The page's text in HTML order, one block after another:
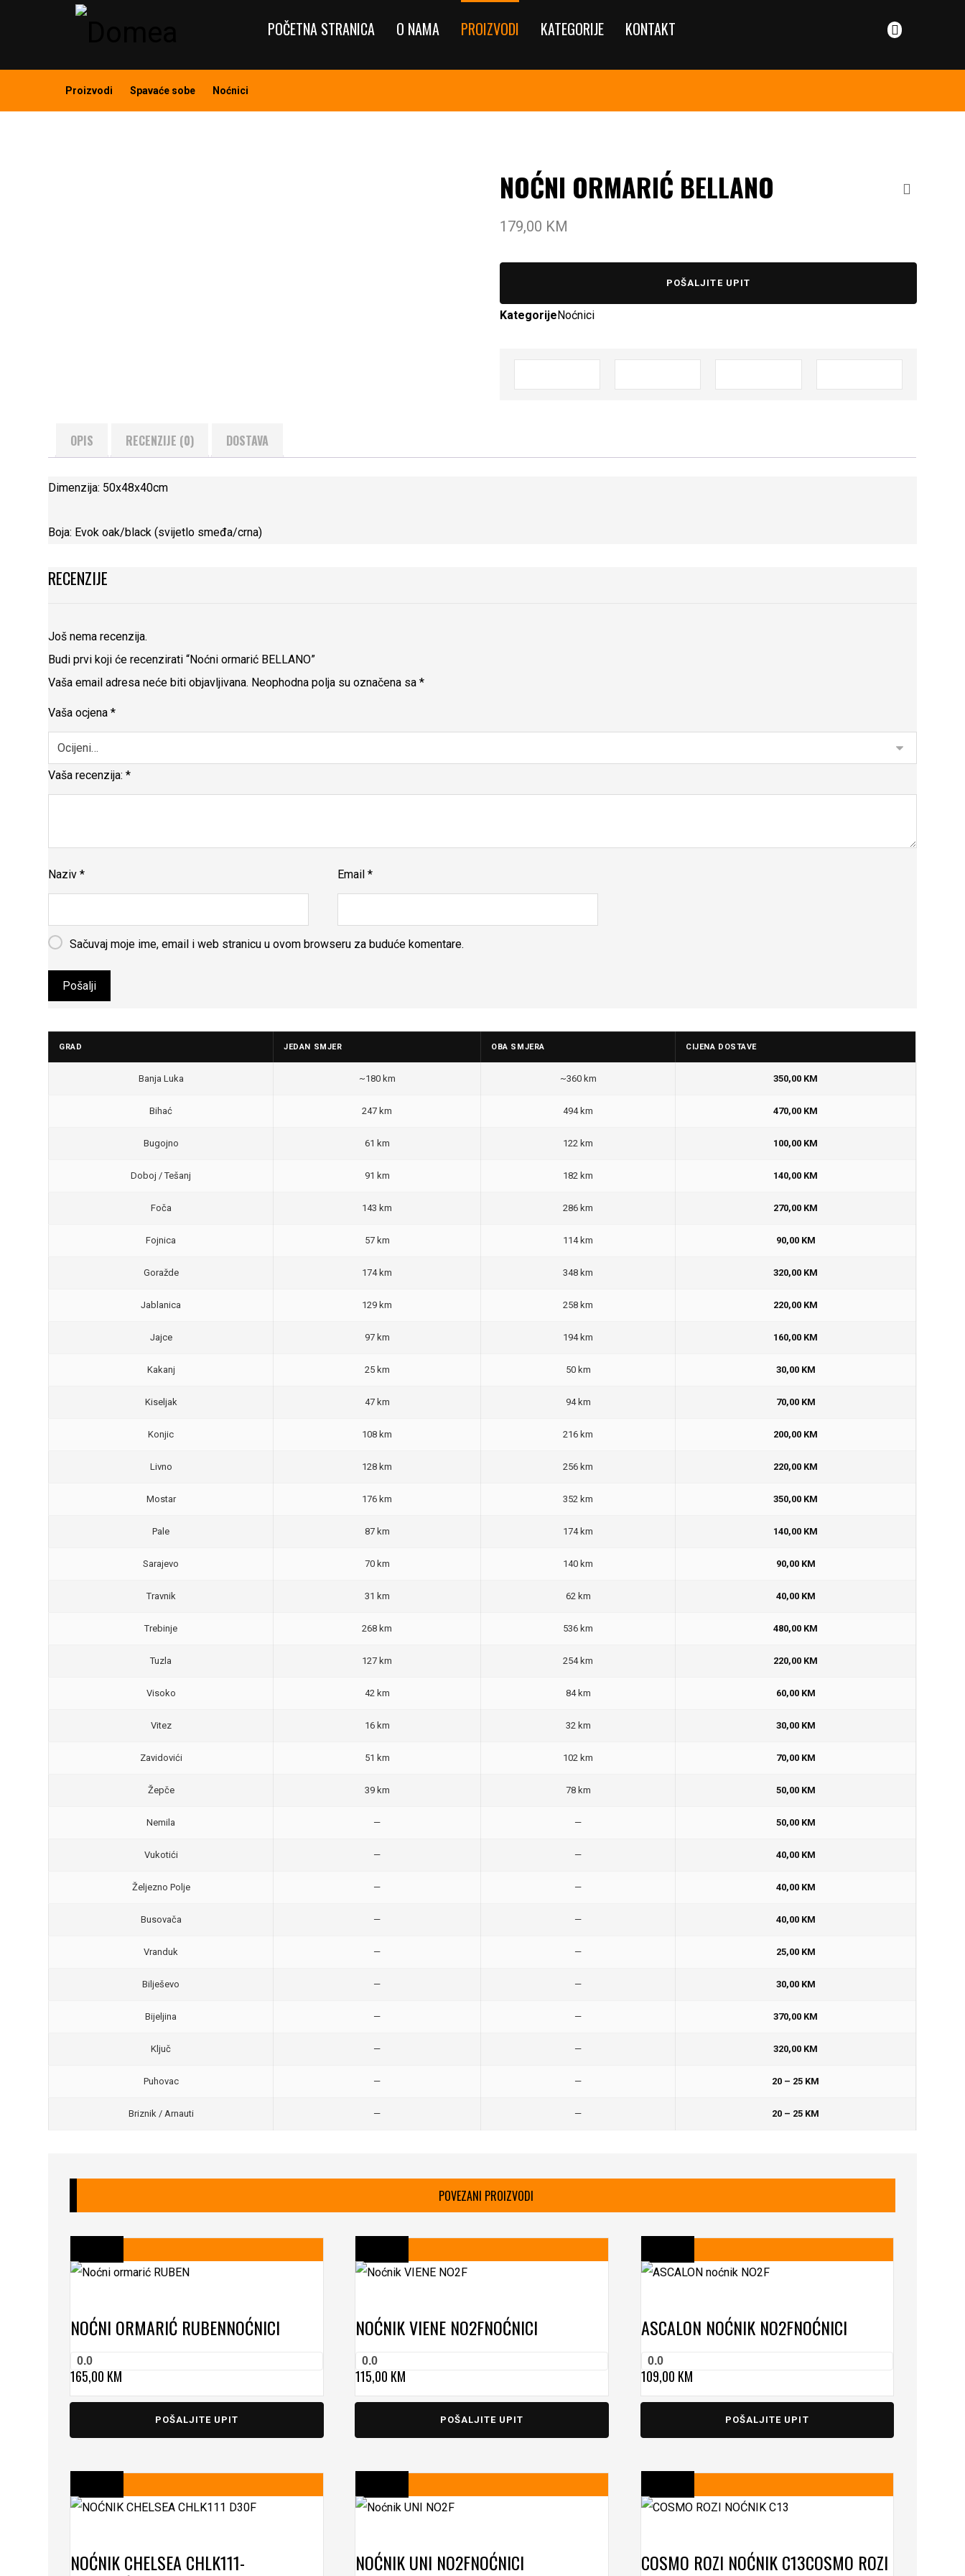
POČETNA STRANICA O NAMA PROIZVODI KATEGORIJE KONTAKT
Proizvodi Spavaće sobe Noćnici
NOĆNI ORMARIĆ BELLANO
179,00 KM
POŠALJITE UPIT
KategorijeNoćnici
OPIS RECENZIJE (0) DOSTAVA
Dimenzija: 50x48x40cm
Boja: Evok oak/black (svijetlo smeđa/crna)
RECENZIJE
Još nema recenzija.
Budi prvi koji će recenzirati “Noćni ormarić BELLANO”
Vaša email adresa neće biti objavljivana. Neophodna polja su označena sa*
Vaša ocjena*
Vaša recenzija:*
Naziv* Email*
Sačuvaj moje ime, email i web stranicu u ovom browseru za buduće komentare.
GRAD JEDAN SMJER OBA SMJERA CIJENA DOSTAVE
Banja Luka ~180 km ~360 km 350,00 KM
Bihać 247 km 494 km 470,00 KM
Bugojno 61 km 122 km 100,00 KM
Doboj / Tešanj 91 km 182 km 140,00 KM
Foča 143 km 286 km 270,00 KM
Fojnica 57 km 114 km 90,00 KM
Goražde 174 km 348 km 320,00 KM
Jablanica 129 km 258 km 220,00 KM
Jajce 97 km 194 km 160,00 KM
Kakanj 25 km 50 km 30,00 KM
Kiseljak 47 km 94 km 70,00 KM
Konjic 108 km 216 km 200,00 KM
Livno 128 km 256 km 220,00 KM
Mostar 176 km 352 km 350,00 KM
Pale 87 km 174 km 140,00 KM
Sarajevo 70 km 140 km 90,00 KM
Travnik 31 km 62 km 40,00 KM
Trebinje 268 km 536 km 480,00 KM
Tuzla 127 km 254 km 220,00 KM
Visoko 42 km 84 km 60,00 KM
Vitez 16 km 32 km 30,00 KM
Zavidovići 51 km 102 km 70,00 KM
Žepče 39 km 78 km 50,00 KM
Nemila — — 50,00 KM
Vukotići — — 40,00 KM
Željezno Polje — — 40,00 KM
Busovača — — 40,00 KM
Vranduk — — 25,00 KM
Bilješevo — — 30,00 KM
Bijeljina — — 370,00 KM
Ključ — — 320,00 KM
Puhovac — — 20 – 25 KM
Briznik / Arnauti — — 20 – 25 KM
POVEZANI PROIZVODI
NOĆNI ORMARIĆ RUBENNOĆNICI
0.0
165,00 KM
POŠALJITE UPIT
NOĆNIK VIENE NO2FNOĆNICI
0.0
115,00 KM
POŠALJITE UPIT
ASCALON NOĆNIK NO2FNOĆNICI
0.0
109,00 KM
POŠALJITE UPIT
NOĆNIK CHELSEA CHLK111-
NOĆNIK UNI NO2FNOĆNICI COSMO ROZI NOĆNIK C13COSMO ROZI